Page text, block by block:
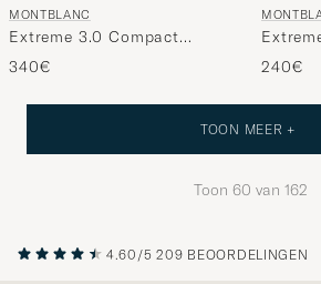
MONTBLANC
Extreme 3.0 Compact
Wallet 6cc Black
340€
240€
TOON MEER +
Toon 60 van 162
4.60/5 209 BEOORDELINGEN